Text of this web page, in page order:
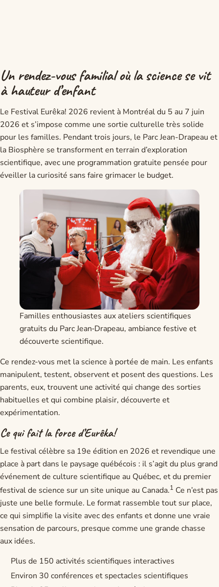
Un rendez-vous familial où la science se vit
à hauteur d’enfant
Le Festival Eurêka! 2026 revient à Montréal du 5 au 7 juin
2026 et s’impose comme une sortie culturelle très solide
pour les familles. Pendant trois jours, le Parc Jean-Drapeau et
la Biosphère se transforment en terrain d’exploration
scientifique, avec une programmation gratuite pensée pour
éveiller la curiosité sans faire grimacer le budget.
Familles enthousiastes aux ateliers scientifiques
gratuits du Parc Jean‑Drapeau, ambiance festive et
découverte scientifique.
Ce rendez-vous met la science à portée de main. Les enfants
manipulent, testent, observent et posent des questions. Les
parents, eux, trouvent une activité qui change des sorties
habituelles et qui combine plaisir, découverte et
expérimentation.
Ce qui fait la force d’Eurêka!
Le festival célèbre sa 19e édition en 2026 et revendique une
place à part dans le paysage québécois : il s’agit du plus grand
événement de culture scientifique au Québec, et du premier
festival de science sur un site unique au Canada.1 Ce n’est pas
juste une belle formule. Le format rassemble tout sur place,
ce qui simplifie la visite avec des enfants et donne une vraie
sensation de parcours, presque comme une grande chasse
aux idées.
Plus de 150 activités scientifiques interactives
Environ 30 conférences et spectacles scientifiques